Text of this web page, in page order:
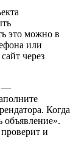
это можно в
или
через
—
Когда
объявление».
и